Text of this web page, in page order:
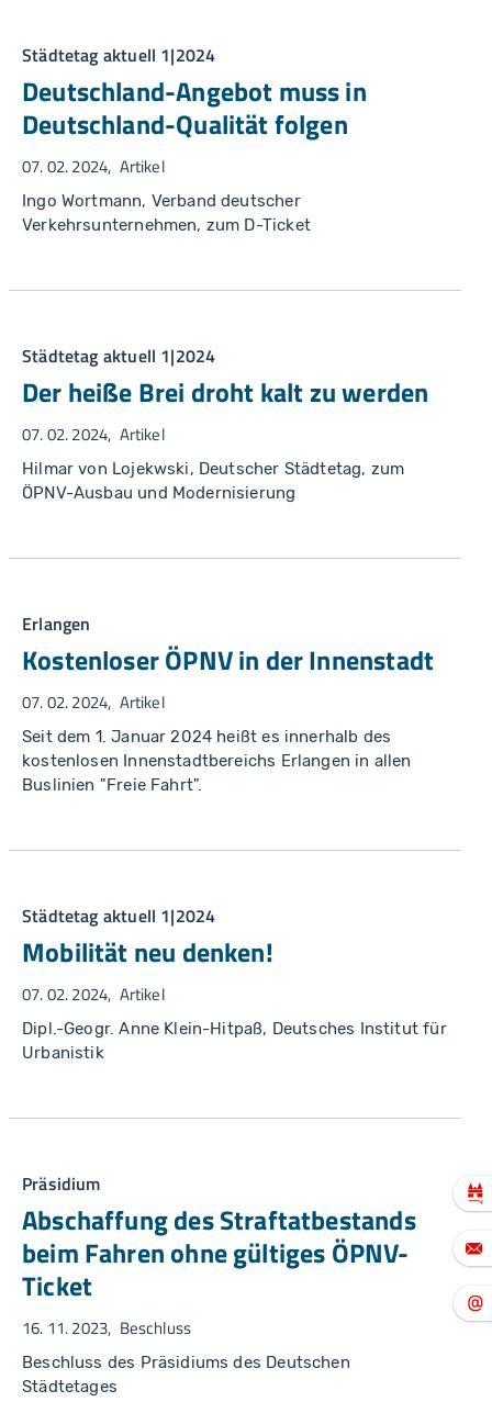
Städtetag aktuell 1|2024
Deutschland-Angebot muss in
Deutschland-Qualität folgen
07. 02. 2024 Artikel
Ingo Wortmann, Verband deutscher
Verkehrsunternehmen, zum D-Ticket
Städtetag aktuell 1|2024
Der heiße Brei droht kalt zu werden
07. 02. 2024 Artikel
Hilmar von Lojekwski, Deutscher Städtetag, zum
ÖPNV-Ausbau und Modernisierung
Erlangen
Kostenloser ÖPNV in der Innenstadt
07. 02. 2024 Artikel
Seit dem 1. Januar 2024 heißt es innerhalb des
kostenlosen Innenstadtbereichs Erlangen in allen
Buslinien "Freie Fahrt".
Städtetag aktuell 1|2024
Mobilität neu denken!
07. 02. 2024 Artikel
Dipl.-Geogr. Anne Klein-Hitpaß, Deutsches Institut für
Urbanistik
Präsidium
Abschaffung des Straftatbestands
beim Fahren ohne gültiges ÖPNV-
Ticket
16. 11. 2023 Beschluss
Beschluss des Präsidiums des Deutschen
Städtetages